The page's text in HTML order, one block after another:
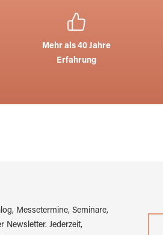
Mehr als 40 Jahre
Erfahrung
Messetermine, Seminare,
Newsletter. Jederzeit,